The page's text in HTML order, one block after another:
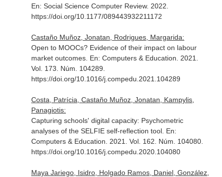
En: Social Science Computer Review. 2022.
https://doi.org/10.1177/089443932211172
Castaño Muñoz, Jonatan, Rodrigues, Margarida:
Open to MOOCs? Evidence of their impact on labour
market outcomes. En: Computers & Education . 2021.
Vol. 173. Núm. 104289.
https://doi.org/10.1016/j.compedu.2021.104289
Costa, Patrícia, Castaño Muñoz, Jonatan, Kampylis,
Panagiotis:
Capturing schools' digital capacity: Psychometric
analyses of the SELFIE self-reflection tool. En:
Computers & Education . 2021. Vol. 162. Núm. 104080.
https://doi.org/10.1016/j.compedu.2020.104080
Maya Jariego, Isidro, Holgado Ramos, Daniel, González,